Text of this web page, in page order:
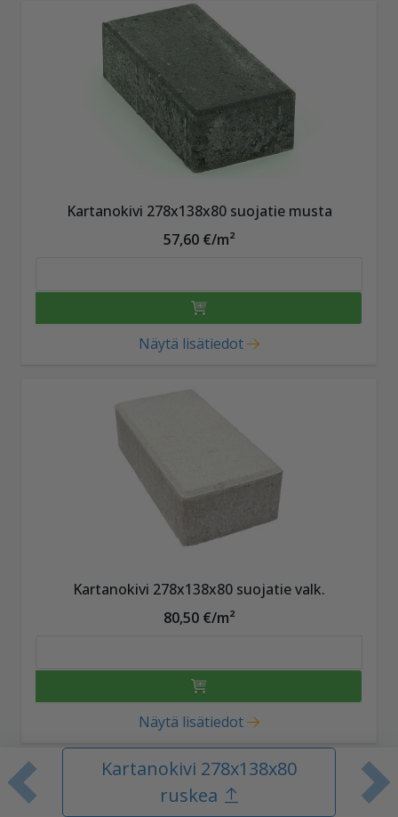
Edellinen tuote
Kartanokivi 278x138x80
ruskea
Kartanokivi 278x138x80 suojatie musta
57,60 €/m²
Näytä lisätiedot
Kartanokivi 278x138x80 suojatie valk.
80,50 €/m²
Näytä lisätiedot